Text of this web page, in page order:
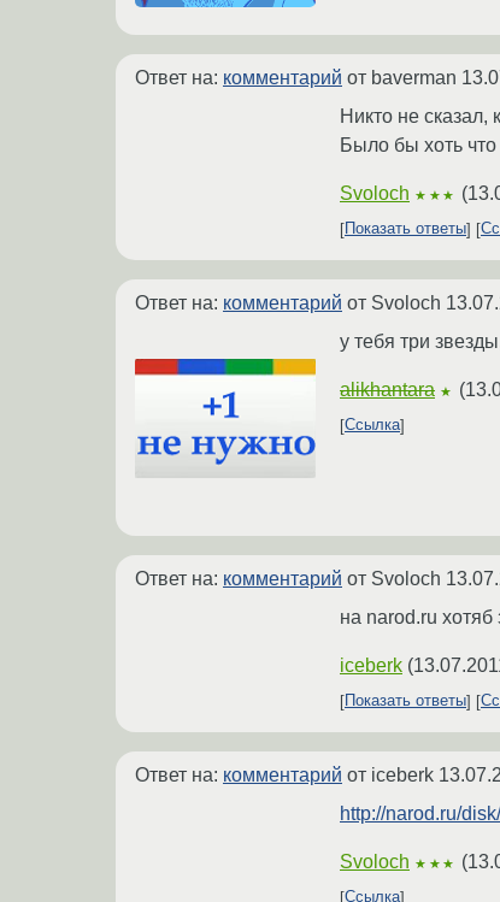
Ответ на: комментарий от baverman
Никто не
Было бы хоть
Svoloch ★★★ (
Показать ответы
Ответ на: комментарий от Svoloch
у тебя три
alikhantara ★ (
Ссылка
Ответ на: комментарий от Svoloch
на narod.ru хотяб
iceberk (
Показать ответы
Ответ на: комментарий от iceberk
http://narod.ru/
Svoloch ★★★ (
Ссылка